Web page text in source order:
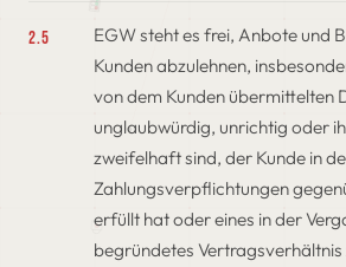
2.5
EGW steht es frei, Anbote und
Kunden abzulehnen,
von dem Kunden übermittelten
unglaubwürdig, unrichtig oder
zweifelhaft sind, der Kunde in
Zahlungsverpflichtungen
erfüllt hat oder eines in der
begründetes